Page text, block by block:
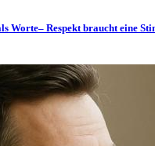
Worte– Respekt braucht eine